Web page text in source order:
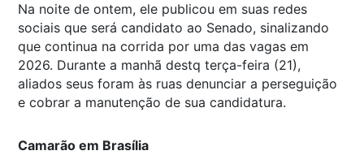
Na noite de ontem, ele publicou em suas redes
sociais que será candidato ao Senado, sinalizando
que continua na corrida por uma das vagas em
2026. Durante a manhã destq terça-feira (21),
aliados seus foram às ruas denunciar a perseguição
e cobrar a manutenção de sua candidatura.
Camarão em Brasília